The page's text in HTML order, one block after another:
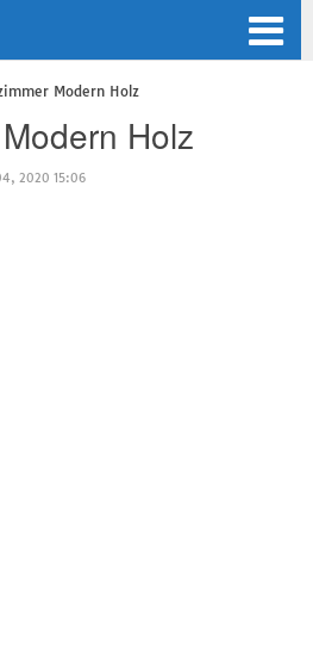
Modern Holz
Holz
2020 15:06